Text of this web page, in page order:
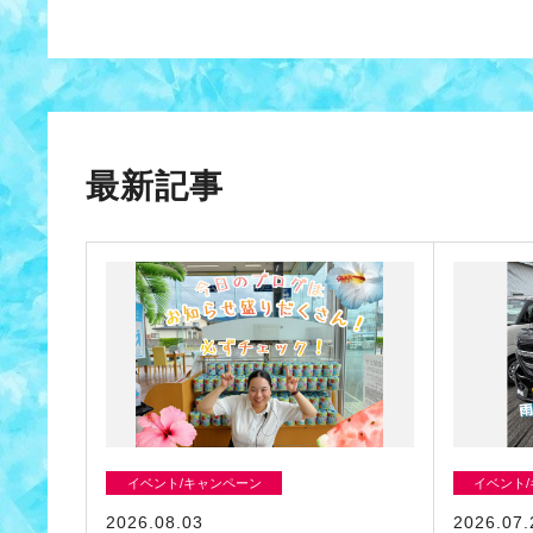
最新記事
イベント/キャンペーン
2026.08.03
イベント